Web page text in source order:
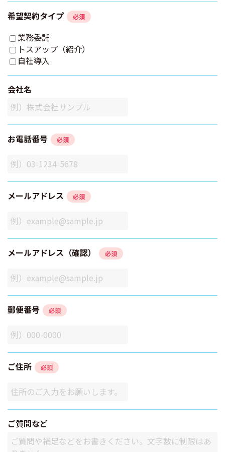
希望契約タイプ 必須
業務委託
トスアップ（紹介）
自社導入
会社名
お電話番号 必須
メールアドレス 必須
メールアドレス（確認） 必須
郵便番号 必須
ご住所 必須
ご質問など